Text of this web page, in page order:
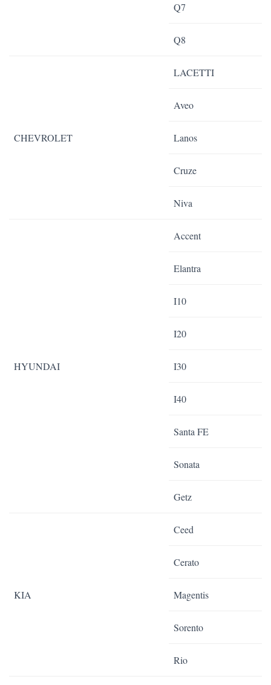
Q7
Q8
CHEVROLET
LACETTI
Aveo
Lanos
Cruze
Niva
HYUNDAI
Accent
Elantra
I10
I20
I30
I40
Santa FE
Sonata
Getz
KIA
Ceed
Cerato
Magentis
Sorento
Rio